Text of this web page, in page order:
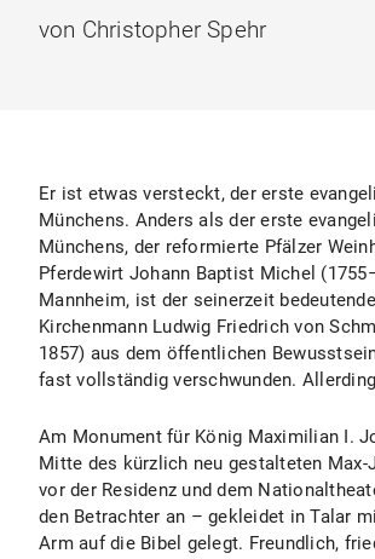
von Christopher Spehr
Er ist etwas versteckt, der erste
Münchens. Anders als der erste
Münchens, der reformierte Pfälzer
Pferdewirt Johann Baptist Michel
Mannheim, ist der seinerzeit
Kirchenmann Ludwig Friedrich von
1857) aus dem öffentlichen
fast vollständig verschwunden.
Am Monument für König Maximilian I.
Mitte des kürzlich neu gestalteten Max-
vor der Residenz und dem
den Betrachter an – gekleidet in Talar
Arm auf die Bibel gelegt. Freundlich,